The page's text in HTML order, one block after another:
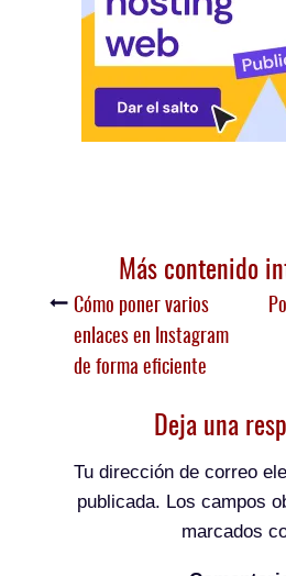
Más contenido
Cómo poner varios
enlaces en Instagram
de forma eficiente
Deja una
Tu dirección de correo
publicada. Los campos
marcados